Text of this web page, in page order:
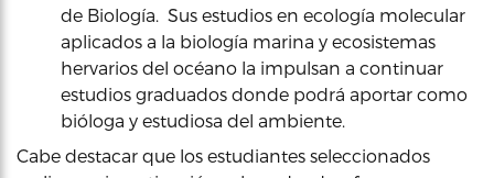
de Biología. Sus estudios en ecología molecular
aplicados a la biología marina y ecosistemas
hervarios del océano la impulsan a continuar
estudios graduados donde podrá aportar como
bióloga y estudiosa del ambiente.
Cabe destacar que los estudiantes seleccionados